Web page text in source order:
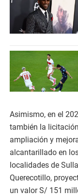
Asimismo, en el
también la
ampliación y
alcantarillado en
localidades de
Querecotillo,
un valor S/ 151